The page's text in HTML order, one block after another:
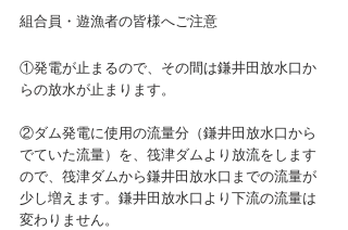
組合員・遊漁者の皆様へご注意
①発電が止まるので、その間は鎌井田放水口か
らの放水が止まります。
②ダム発電に使用の流量分（鎌井田放水口から
でていた流量）を、筏津ダムより放流をします
ので、筏津ダムから鎌井田放水口までの流量が
少し増えます。鎌井田放水口より下流の流量は
変わりません。